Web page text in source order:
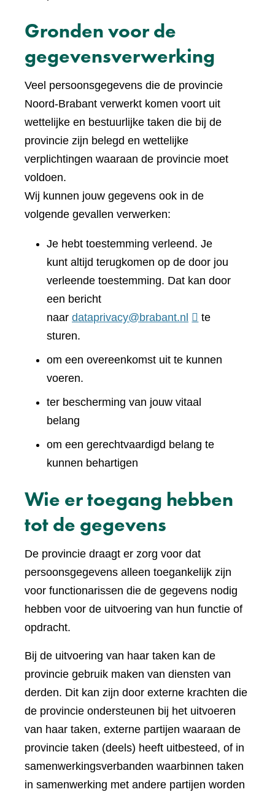
Gronden voor de
gegevensverwerking
Veel persoonsgegevens die de provincie
Noord-Brabant verwerkt komen voort uit
wettelijke en bestuurlijke taken die bij de
provincie zijn belegd en wettelijke
verplichtingen waaraan de provincie moet
voldoen.
Wij kunnen jouw gegevens ook in de
volgende gevallen verwerken:
Je hebt toestemming verleend. Je
kunt altijd terugkomen op de door jou
verleende toestemming. Dat kan door
een bericht
naar dataprivacy@brabant.nl
te
sturen.
om een overeenkomst uit te kunnen
voeren.
ter bescherming van jouw vitaal
belang
om een gerechtvaardigd belang te
kunnen behartigen
Wie er toegang hebben
tot de gegevens
De provincie draagt er zorg voor dat
persoonsgegevens alleen toegankelijk zijn
voor functionarissen die de gegevens nodig
hebben voor de uitvoering van hun functie of
opdracht.
Bij de uitvoering van haar taken kan de
provincie gebruik maken van diensten van
derden. Dit kan zijn door externe krachten die
de provincie ondersteunen bij het uitvoeren
van haar taken, externe partijen waaraan de
provincie taken (deels) heeft uitbesteed, of in
samenwerkingsverbanden waarbinnen taken
in samenwerking met andere partijen worden